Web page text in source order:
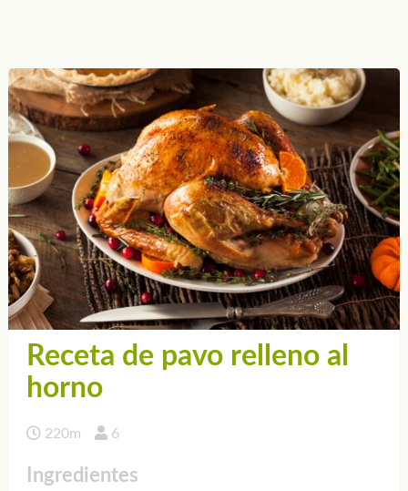
Receta de pavo relleno al
horno
220m 6
Ingredientes